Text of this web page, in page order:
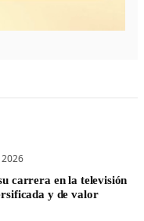
carrera en la televisión
y de valor